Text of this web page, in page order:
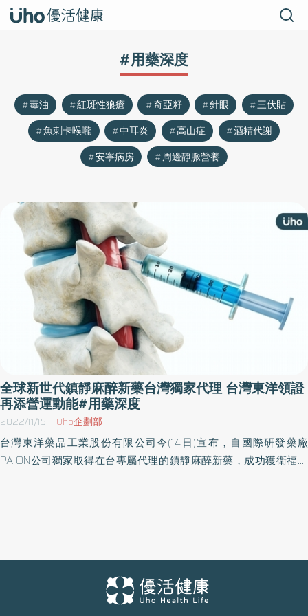
#用藥深度
毒油 紅斑性狼瘡 奇亞籽 針眼
三伏貼
魚刺卡喉嚨
中耳炎 高山症
酒精代謝
安寧病房
周邊靜脈營養
全球新世代鎮靜麻醉新藥台灣獨家代理 台灣東洋領證
再添營運動能#用藥深度
2022/11/15 Uho企劃部
台灣東洋藥品工業股份有限公司今(14日)宣布，自國際研發藥廠
PAION公司獨家取得在台專屬代理的鎮靜麻醉新藥，成功獲衛福部
其鎮靜麻醉新藥在台獨家經銷權，台灣東洋更進一步取得藥證。
PAION公司執行長Jim Phillips表示：「非常高興能與優秀卓越的台灣